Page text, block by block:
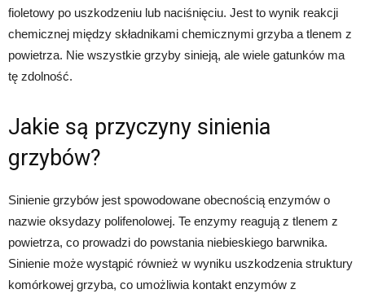
fioletowy po uszkodzeniu lub naciśnięciu. Jest to wynik reakcji
chemicznej między składnikami chemicznymi grzyba a tlenem z
powietrza. Nie wszystkie grzyby sinieją, ale wiele gatunków ma
tę zdolność.
Jakie są przyczyny sinienia
grzybów?
Sinienie grzybów jest spowodowane obecnością enzymów o
nazwie oksydazy polifenolowej. Te enzymy reagują z tlenem z
powietrza, co prowadzi do powstania niebieskiego barwnika.
Sinienie może wystąpić również w wyniku uszkodzenia struktury
komórkowej grzyba, co umożliwia kontakt enzymów z